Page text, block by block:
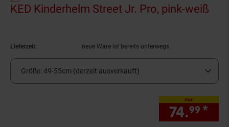
KED Kinderhelm Street Jr. Pro, pink-weiß
Lieferzeit: neue Ware ist bereits unterwegs
Größe: 49-55cm (derzeit ausverkauft)
nur
74.99 *